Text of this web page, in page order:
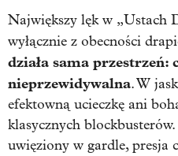
Największy lęk w „Ustach
wyłącznie z obecności
działa sama przestrzeń:
nieprzewidywalna. W
efektowną ucieczkę ani
klasycznych
uwięziony w gardle, presja